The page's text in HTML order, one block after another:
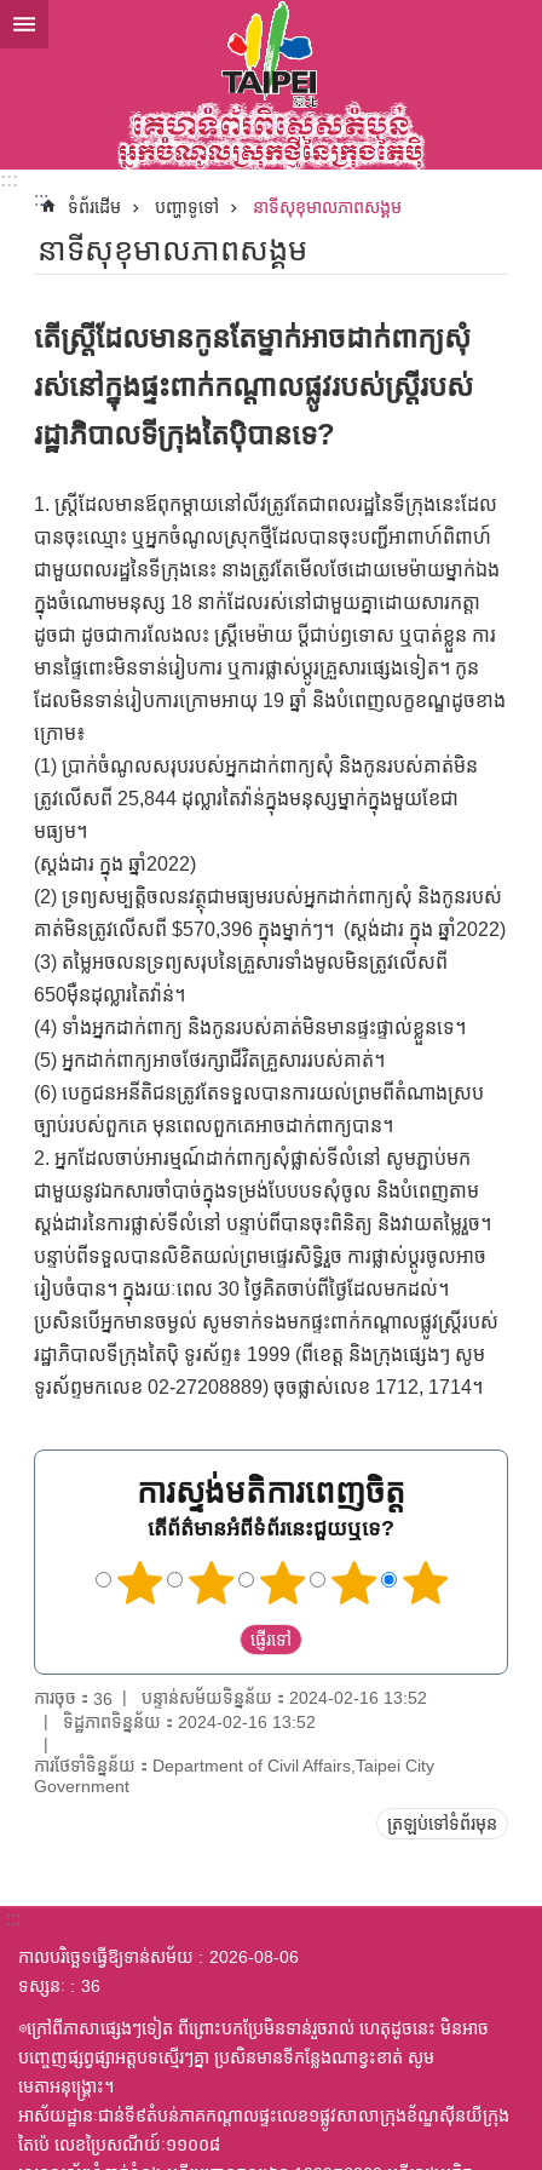
ទៅកាន់មាតិកាប្លុកមាតិកាសំខាន់
:::
:::
ទំព័រដើម បញ្ហាទូទៅ នាទីសុខុមាលភាពសង្គម
នាទីសុខុមាលភាពសង្គម
តើស្ត្រីដែលមានកូនតែម្នាក់អាចដាក់ពាក្យសុំ
រស់នៅក្នុងផ្ទះពាក់កណ្តាលផ្លូវរបស់ស្ត្រីរបស់
រដ្ឋាភិបាលទីក្រុងតៃប៉ិបានទេ?
1. ស្ត្រីដែលមានឪពុកម្តាយនៅលីវត្រូវតែជាពលរដ្ឋនៃទីក្រុងនេះដែល
បានចុះឈ្មោះ ឬអ្នកចំណូលស្រុកថ្មីដែលបានចុះបញ្ជីអាពាហ៍ពិពាហ៍
ជាមួយពលរដ្ឋនៃទីក្រុងនេះ នាងត្រូវតែមើលថែដោយមេម៉ាយម្នាក់ឯង
ក្នុងចំណោមមនុស្ស 18 នាក់ដែលរស់នៅជាមួយគ្នាដោយសារកត្តា
ដូចជា ដូចជាការលែងលះ ស្ត្រីមេម៉ាយ ប្តីជាប់ឭទោស ឬបាត់ខ្លួន ការ
មានផ្ទៃពោះមិនទាន់រៀបការ ឬការផ្លាស់ប្តូរគ្រួសារផ្សេងទៀត។ កូន
ដែលមិនទាន់រៀបការក្រោមអាយុ 19 ឆ្នាំ និងបំពេញលក្ខខណ្ឌដូចខាង
ក្រោម៖
(1) ប្រាក់ចំណូលសរុបរបស់អ្នកដាក់ពាក្យសុំ និងកូនរបស់គាត់មិន
ត្រូវលើសពី 25,844 ដុល្លារតៃវ៉ាន់ក្នុងមនុស្សម្នាក់ក្នុងមួយខែជា
មធ្យម។
(ស្តង់ដារ ក្នុង ឆ្នាំ2022)
(2) ទ្រព្យសម្បត្តិចលនវត្ថុជាមធ្យមរបស់អ្នកដាក់ពាក្យសុំ និងកូនរបស់
គាត់មិនត្រូវលើសពី $570,396 ក្នុងម្នាក់ៗ។ (ស្តង់ដារ ក្នុង ឆ្នាំ2022)
(3) តម្លៃអចលនទ្រព្យសរុបនៃគ្រួសារទាំងមូលមិនត្រូវលើសពី
650ម៉ឺនដុល្លារតៃវ៉ាន់។
(4) ទាំងអ្នកដាក់ពាក្យ និងកូនរបស់គាត់មិនមានផ្ទះផ្ទាល់ខ្លួនទេ។
(5) អ្នកដាក់ពាក្យអាចថែរក្សាជីវិតគ្រួសាររបស់គាត់។
(6) បេក្ខជនអនីតិជនត្រូវតែទទួលបានការយល់ព្រមពីតំណាងស្រប
ច្បាប់របស់ពួកគេ មុនពេលពួកគេអាចដាក់ពាក្យបាន។
2. អ្នកដែលចាប់អារម្មណ៍ដាក់ពាក្យសុំផ្លាស់ទីលំនៅ សូមភ្ជាប់មក
ជាមួយនូវឯកសារចាំបាច់ក្នុងទម្រង់បែបបទសុំចូល និងបំពេញតាម
ស្តង់ដារនៃការផ្លាស់ទីលំនៅ បន្ទាប់ពីបានចុះពិនិត្យ និងវាយតម្លៃរួច។
បន្ទាប់ពីទទួលបានលិខិតយល់ព្រមផ្ទេរសិទ្ធិរួច ការផ្លាស់ប្តូរចូលអាច
រៀបចំបាន។ ក្នុងរយៈពេល 30 ថ្ងៃគិតចាប់ពីថ្ងៃដែលមកដល់។
ប្រសិនបើអ្នកមានចម្ងល់ សូមទាក់ទងមកផ្ទះពាក់កណ្តាលផ្លូវស្ត្រីរបស់
រដ្ឋាភិបាលទីក្រុងតៃប៉ិ ទូរស័ព្ទ៖ 1999 (ពីខេត្ត និងក្រុងផ្សេងៗ សូម
ទូរស័ព្ទមកលេខ 02-27208889) ចុចផ្លាស់លេខ 1712, 1714។
ការស្ទង់មតិការពេញចិត្ត
តើព័ត៌មានអំពីទំព័រនេះជួយឬទេ?
ការចុច： 36
បន្ទាន់សម័យទិន្នន័យ：2024-02-16 13:52
ទិដ្ឋភាពទិន្នន័យ：2024-02-16 13:52
ការថែទាំទិន្នន័យ：Department of Civil Affairs,Taipei City
Government
ត្រឡប់ទៅទំព័រមុន
:::
កាលបរិច្ឆេទធ្វើឱ្យទាន់សម័យ
2026-08-06
ទស្សនៈ
36
◎ក្រៅពីភាសាផ្សេងៗទៀត ពីព្រោះបកប្រែមិនទាន់រួចរាល់ ហេតុដូចនេះ មិនអាច
បញ្ចេញផ្សព្វផ្សាអត្តបទស្មើរៗគ្នា ប្រសិនមានទីកន្លែងណាខ្វះខាត់ សូម
មេតាអនុង្គ្រោះ។
អាស័យដ្ឋានៈជាន់ទី៩តំបន់ភាគកណ្តាលផ្ទះលេខ១ផ្លូវសាលាក្រុងខ័ណ្ឌស៊ីនយីក្រុង
តៃប៉េ លេខប្រៃសណីយ៍ៈ១១០០៨